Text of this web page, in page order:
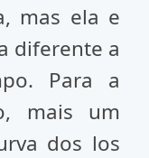
mas ela e
diferente a
Para a
mais um
dos los